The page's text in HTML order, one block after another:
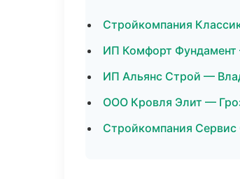
Стройкомпания
ИП Комфорт Фундамент
ИП Альянс Строй —
ООО Кровля Элит —
Стройкомпания